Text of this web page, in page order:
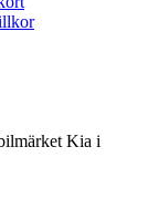
Kia i